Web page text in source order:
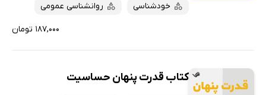
خودشناسی روانشناسی عمومی
۱۸۷,۰۰۰ تومان
کتاب قدرت پنهان حساسیت